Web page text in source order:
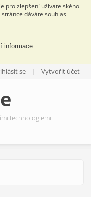
pro zlepšení uživatelského
dáváte souhlas
informace
se Vytvořit účet
technologiemi